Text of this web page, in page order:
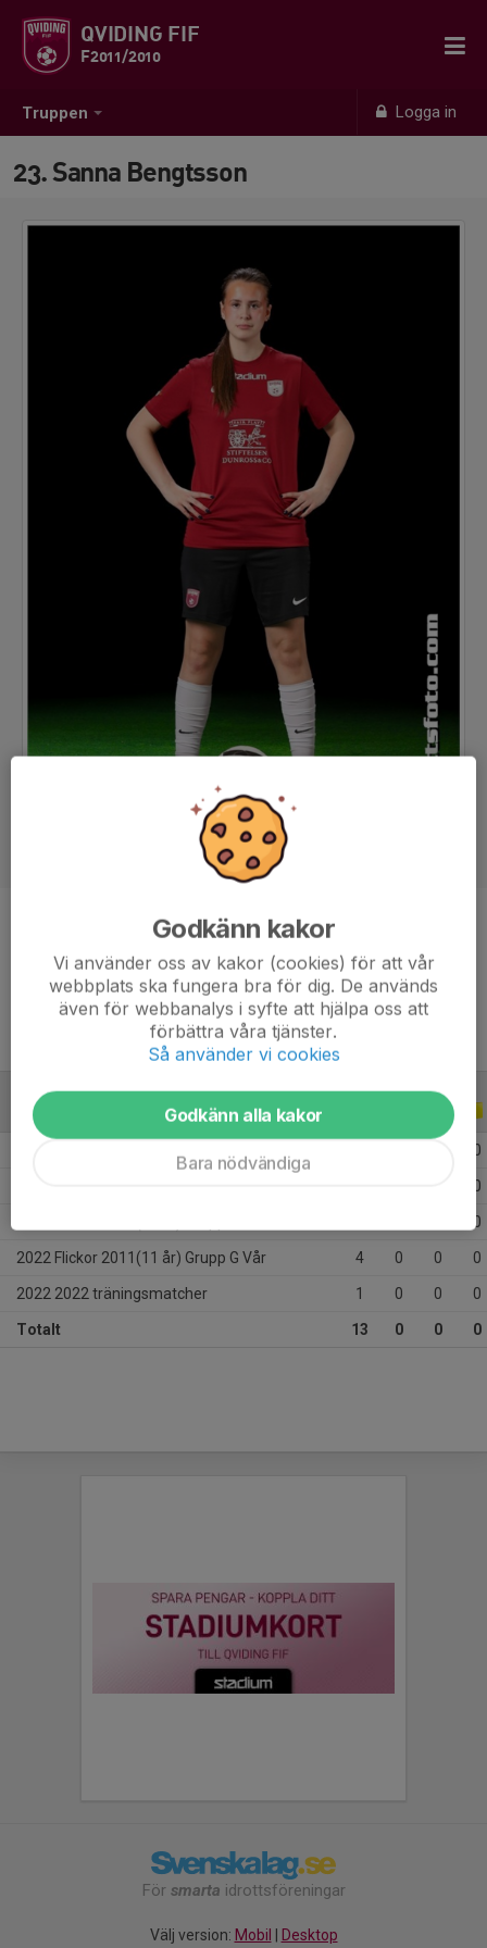
Truppen Logga in
QVIDING FIF
F2011/2010
23. Sanna Bengtsson
Forward
Ålder
15 år
ALLA SERIER 2022
0
0
0
2022 Flickor 2011(11 år) Grupp G Vår 4 0 0 0
2022 2022 träningsmatcher 1 0 0 0
Totalt 13 0 0 0
För smarta idrottsföreningar
Välj version: Mobil Desktop
Godkänn kakor
Vi använder oss av kakor (cookies) för att vår
webbplats ska fungera bra för dig. De används
även för webbanalys i syfte att hjälpa oss att
förbättra våra tjänster.
Så använder vi cookies
Godkänn alla kakor
Bara nödvändiga